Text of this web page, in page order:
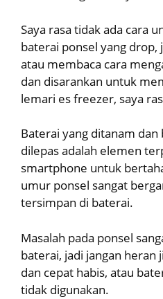
Saya rasa tidak ada cara
baterai ponsel yang
atau membaca cara
dan disarankan untuk
lemari es freezer, saya
Baterai yang ditanam
dilepas adalah elemen
smartphone untuk
umur ponsel sangat
tersimpan di baterai.
Masalah pada ponsel
baterai, jadi jangan heran
dan cepat habis, atau
tidak digunakan.